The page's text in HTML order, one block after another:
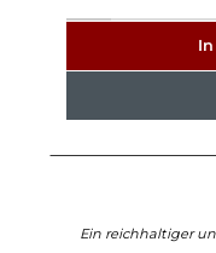
Ein reichhaltiger